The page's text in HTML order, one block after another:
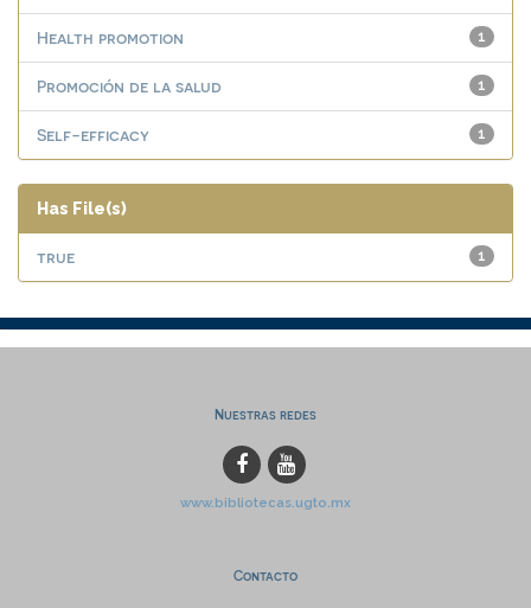
1
Health promotion
1
Promoción de la salud
1
Self-efficacy
Has File(s)
1
true
Nuestras redes
www.bibliotecas.ugto.mx
Contacto